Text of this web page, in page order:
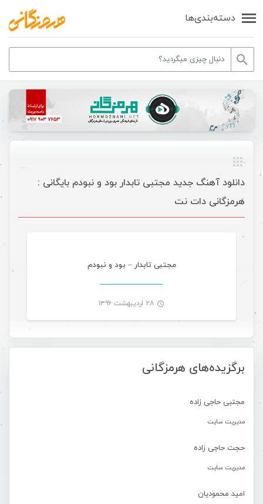
دسته‌بندی‌ها
برگزیده‌های هرمزگانی
مجتبی حاجی زاده
مدیریت سایت
حجت حاجی زاده
مدیریت سایت
امید محمودیان
دانلود آهنگ جدید مجتبی تابدار بود و نبودم بایگانی :
هرمزگانی دات نت
مجتبی تابدار – بود و نبودم
۲۸ اردیبهشت ۱۳۹۶